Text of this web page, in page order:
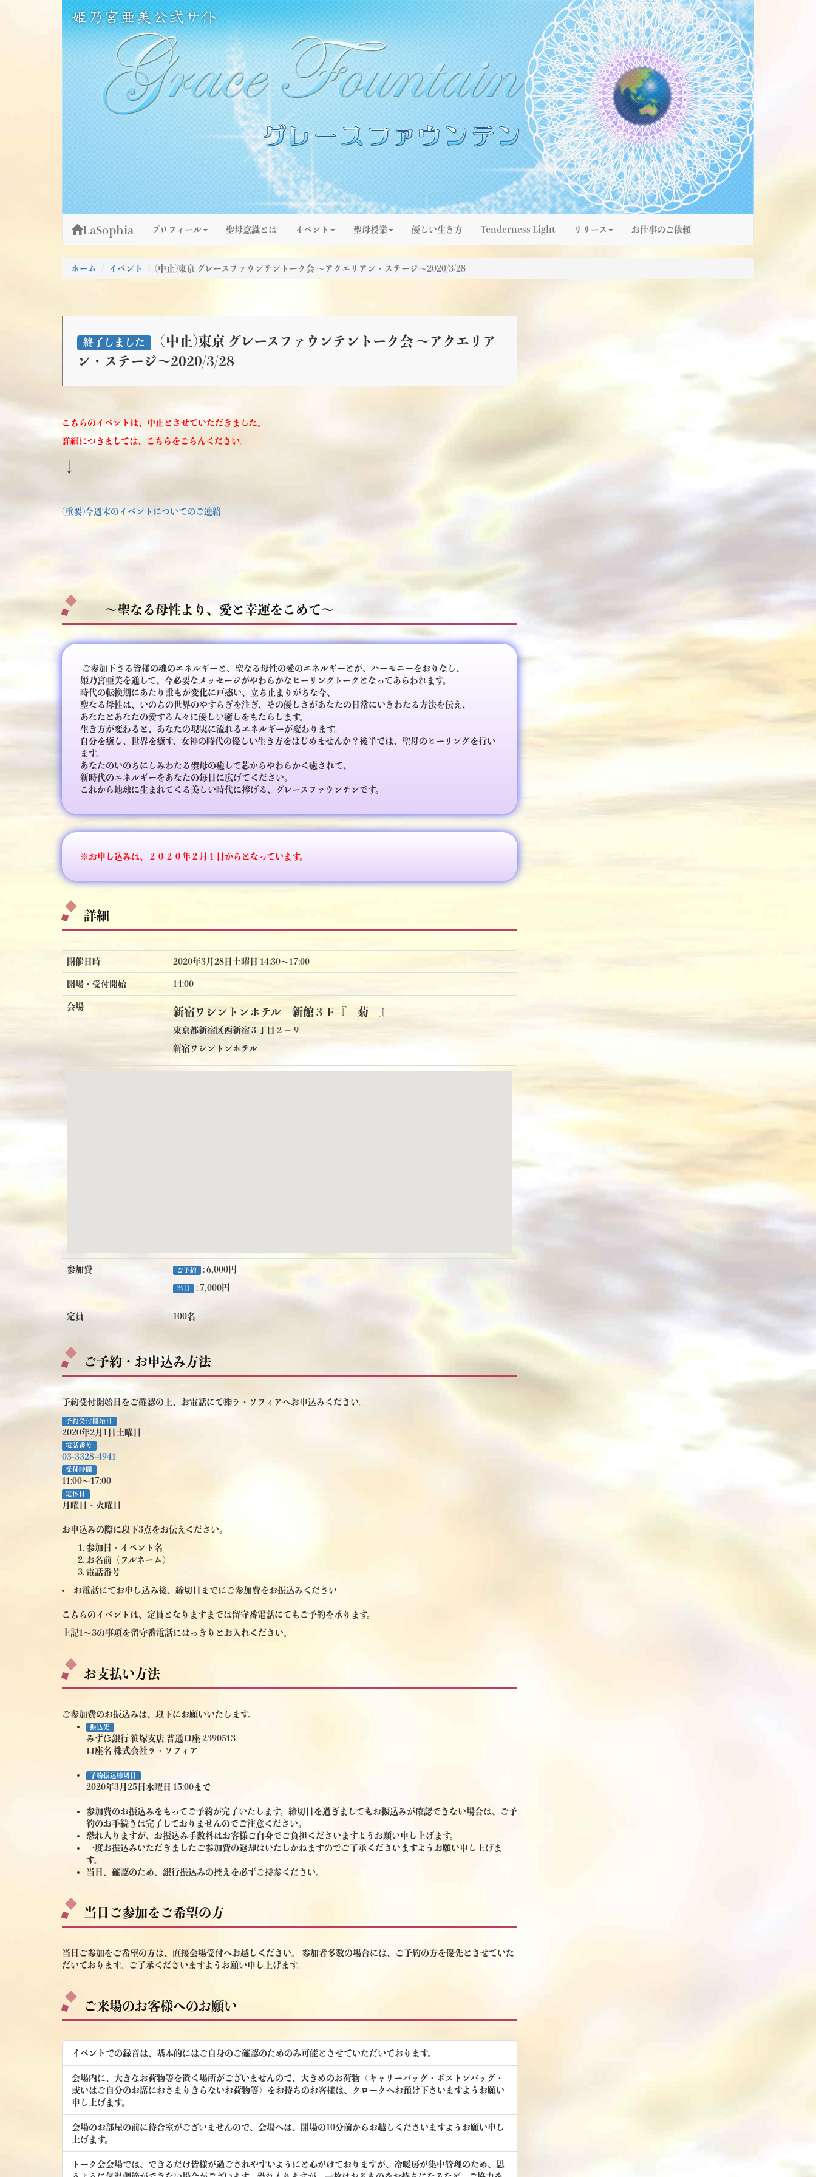
姫乃宮亜美公式サイト～Grace Fountain～
グレースファウンテン
LaSophia プロフィール 聖母意識とは イベント 聖母授業 優しい生き方 Tenderness Light リリース お仕事のご依頼
ホーム イベント (中止)東京 グレースファウンテントーク会 ～アクエリアン・ステージ～2020/3/28
終了しました
(中止)東京 グレースファウンテントーク会 ～アクエリア
ン・ステージ～2020/3/28
こちらのイベントは、中止とさせていただきました。
詳細につきましては、こちらをごらんください。
↓
(重要)今週末のイベントについてのご連絡
～聖なる母性より、愛と幸運をこめて～
ご参加下さる皆様の魂のエネルギーと、聖なる母性の愛のエネルギーとが、ハーモニーをおりなし、
姫乃宮亜美を通して、今必要なメッセージがやわらかなヒーリングトークとなってあらわれます。
時代の転換期にあたり誰もが変化に戸惑い、立ち止まりがちな今、
聖なる母性は、いのちの世界のやすらぎを注ぎ、その優しさがあなたの日常にいきわたる方法を伝え、
あなたとあなたの愛する人々に優しい癒しをもたらします。
生き方が変わると、あなたの現実に流れるエネルギーが変わります。
自分を癒し、世界を癒す、女神の時代の優しい生き方をはじめませんか？後半では、聖母のヒーリングを行い
ます。
あなたのいのちにしみわたる聖母の癒しで芯からやわらかく癒されて、
新時代のエネルギーをあなたの毎日に広げてください。
これから地球に生まれてくる美しい時代に捧げる、グレースファウンテンです。
※お申し込みは、２０２０年２月１日からとなっています。
詳細
開催日時 2020年3月28日土曜日 14:30〜17:00
開場・受付開始 14:00
会場 新宿ワシントンホテル 新館３Ｆ『 菊 』
東京都新宿区西新宿３丁目２－９
新宿ワシントンホテル
参加費 ご予約 : 6,000円
当日 : 7,000円
定員 100名
ご予約・お申込み方法
予約受付開始日をご確認の上、お電話にて㈱ラ・ソフィアへお申込みください。
予約受付開始日
2020年2月1日土曜日
電話番号
03-3328-4941
受付時間
11:00～17:00
定休日
月曜日・火曜日
お申込みの際に以下3点をお伝えください。
参加日・イベント名
お名前（フルネーム）
電話番号
お電話にてお申し込み後、締切日までにご参加費をお振込みください
こちらのイベントは、定員となりますまでは留守番電話にてもご予約を承ります。
上記1～3の事項を留守番電話にはっきりとお入れください。
お支払い方法
ご参加費のお振込みは、以下にお願いいたします。
振込先
みずほ銀行 笹塚支店 普通口座 2390513
口座名 株式会社ラ・ソフィア
予約振込締切日
2020年3月25日水曜日 15:00まで
参加費のお振込みをもってご予約が完了いたします。締切日を過ぎましてもお振込みが確認できない場合は、ご予
約のお手続きは完了しておりませんのでご注意ください。
恐れ入りますが、お振込み手数料はお客様ご自身でご負担くださいますようお願い申し上げます。
一度お振込みいただきましたご参加費の返却はいたしかねますのでご了承くださいますようお願い申し上げま
す。
当日、確認のため、銀行振込みの控えを必ずご持参ください。
当日ご参加をご希望の方
当日ご参加をご希望の方は、直接会場受付へお越しください。 参加者多数の場合には、ご予約の方を優先とさせていた
だいております。ご了承くださいますようお願い申し上げます。
ご来場のお客様へのお願い
イベントでの録音は、基本的にはご自身のご確認のためのみ可能とさせていただいております。
会場内に、大きなお荷物等を置く場所がございませんので、大きめのお荷物（キャリーバッグ・ボストンバッグ・
或いはご自分のお席におさまりきらないお荷物等）をお持ちのお客様は、クロークへお預け下さいますようお願い
申し上げます。
会場のお部屋の前に待合室がございませんので、会場へは、開場の10分前からお越しくださいますようお願い申し
上げます。
トーク会会場では、できるだけ皆様が過ごされやすいようにと心がけておりますが、冷暖房が集中管理のため、思